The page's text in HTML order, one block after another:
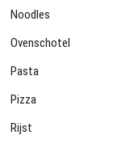
Noodles
Ovenschotel
Pasta
Pizza
Rijst